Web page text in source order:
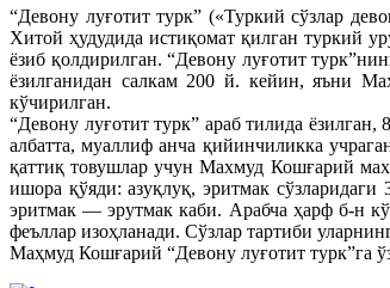
“Девону луғотит турк” («Туркий сўзлар
Хитой ҳудудида истиқомат қилган туркий
ёзиб қолдирилган. “Девону луғотит
ёзилганидан салкам 200 й. кейин, яъни
кўчирилган.
“Девону луғотит турк” араб тилида
албатта, муаллиф анча қийинчиликка
қаттиқ товушлар учун Махмуд Кошғарий
ишора қўяди: азуқлуқ, эритмак
эритмак — эрутмак каби. Арабча ҳарф б-н
феъллар изоҳланади. Сўзлар тартиби
Маҳмуд Кошғарий “Девону луғотит турк”га